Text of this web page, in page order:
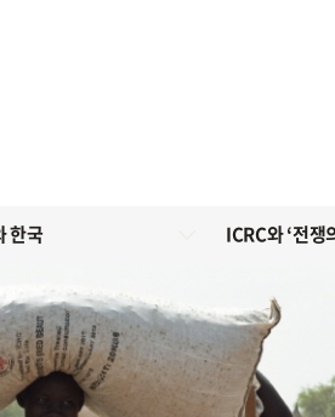
한국 ICRC와 ‘전쟁